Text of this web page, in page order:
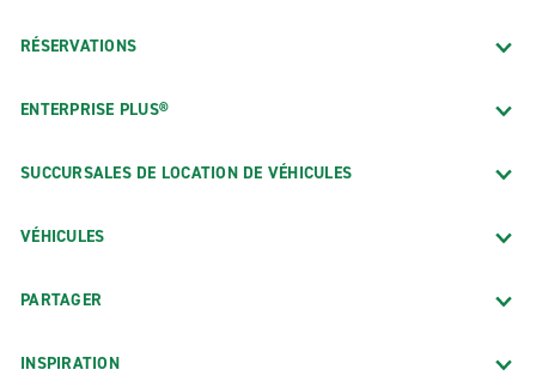
RÉSERVATIONS
ENTERPRISE PLUS®
SUCCURSALES DE LOCATION DE VÉHICULES
VÉHICULES
PARTAGER
INSPIRATION